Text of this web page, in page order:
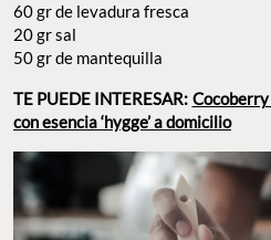
60 gr de levadura fresca
20 gr sal
50 gr de mantequilla
TE PUEDE INTERESAR:
con esencia ‘hygge’ a domicilio